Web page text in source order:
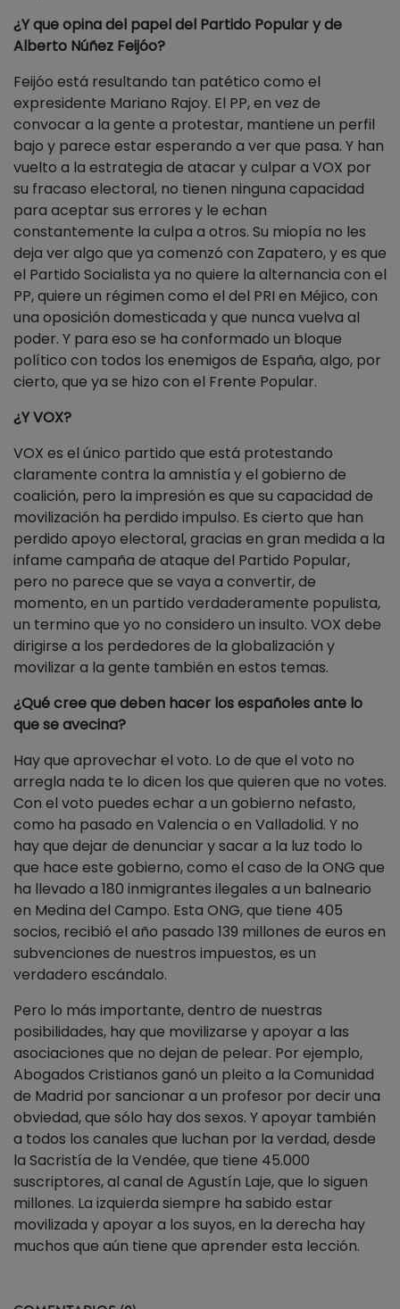
¿Y que opina del papel del Partido Popular y de
Alberto Núñez Feijóo?
Feijóo está resultando tan patético como el
expresidente Mariano Rajoy. El PP, en vez de
convocar a la gente a protestar, mantiene un perfil
bajo y parece estar esperando a ver que pasa. Y han
vuelto a la estrategia de atacar y culpar a VOX por
su fracaso electoral, no tienen ninguna capacidad
para aceptar sus errores y le echan
constantemente la culpa a otros. Su miopía no les
deja ver algo que ya comenzó con Zapatero, y es que
el Partido Socialista ya no quiere la alternancia con el
PP, quiere un régimen como el del PRI en Méjico, con
una oposición domesticada y que nunca vuelva al
poder. Y para eso se ha conformado un bloque
político con todos los enemigos de España, algo, por
cierto, que ya se hizo con el Frente Popular.
¿Y VOX?
VOX es el único partido que está protestando
claramente contra la amnistía y el gobierno de
coalición, pero la impresión es que su capacidad de
movilización ha perdido impulso. Es cierto que han
perdido apoyo electoral, gracias en gran medida a la
infame campaña de ataque del Partido Popular,
pero no parece que se vaya a convertir, de
momento, en un partido verdaderamente populista,
un termino que yo no considero un insulto. VOX debe
dirigirse a los perdedores de la globalización y
movilizar a la gente también en estos temas.
¿Qué cree que deben hacer los españoles ante lo
que se avecina?
Hay que aprovechar el voto. Lo de que el voto no
arregla nada te lo dicen los que quieren que no votes.
Con el voto puedes echar a un gobierno nefasto,
como ha pasado en Valencia o en Valladolid. Y no
hay que dejar de denunciar y sacar a la luz todo lo
que hace este gobierno, como el caso de la ONG que
ha llevado a 180 inmigrantes ilegales a un balneario
en Medina del Campo. Esta ONG, que tiene 405
socios, recibió el año pasado 139 millones de euros en
subvenciones de nuestros impuestos, es un
verdadero escándalo.
Pero lo más importante, dentro de nuestras
posibilidades, hay que movilizarse y apoyar a las
asociaciones que no dejan de pelear. Por ejemplo,
Abogados Cristianos ganó un pleito a la Comunidad
de Madrid por sancionar a un profesor por decir una
obviedad, que sólo hay dos sexos. Y apoyar también
a todos los canales que luchan por la verdad, desde
la Sacristía de la Vendée, que tiene 45.000
suscriptores, al canal de Agustín Laje, que lo siguen
millones. La izquierda siempre ha sabido estar
movilizada y apoyar a los suyos, en la derecha hay
muchos que aún tiene que aprender esta lección.